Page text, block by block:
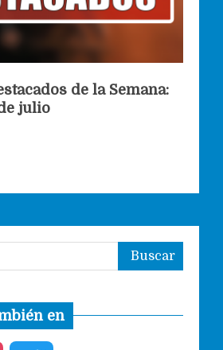
de la Semana:
julio
en